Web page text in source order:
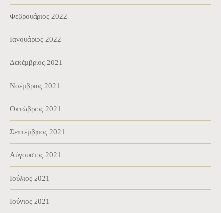
Φεβρουάριος 2022
Ιανουάριος 2022
Δεκέμβριος 2021
Νοέμβριος 2021
Οκτώβριος 2021
Σεπτέμβριος 2021
Αύγουστος 2021
Ιούλιος 2021
Ιούνιος 2021